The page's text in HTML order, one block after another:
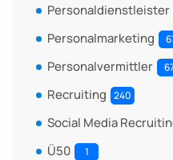
Personaldienstleister
Personalmarketing
Personalvermittler
Recruiting 240
Social Media
Ü50 1